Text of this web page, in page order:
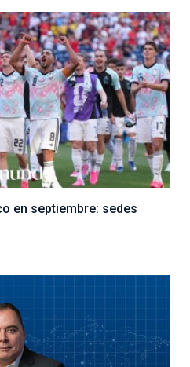
en septiembre: sedes